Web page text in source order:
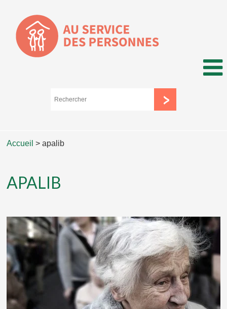
Accueil > apalib
APALIB